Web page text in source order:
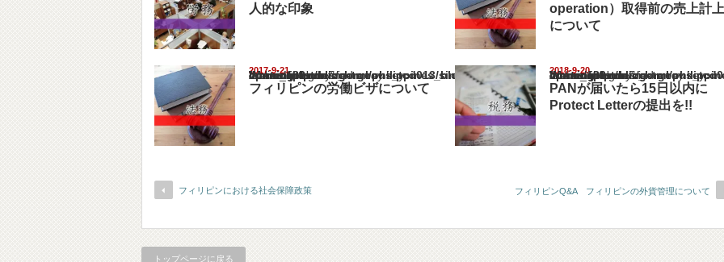
人的な印象
operation）取得前の売上計上
について
2017-9-21
Warning
: Undefined array key "show_category" in
/home/netst/kuno-cpa.co.jp/public_html/philippines_blog/wp-content/themes/gorgeous_tcd013/single.php
on line183
フィリピンの労働ビザについて
2018-9-20
Warning
: Undefined array key "show_category" in
/home/netst/kuno-cpa.co.jp/public_html/philippines_blog/wp-content/
on line183
PANが届いたら15日以内に
Protect Letterの提出を!!
フィリピンにおける社会保障政策 フィリピンQ&A フィリピンの外貨管理について
トップページに戻る